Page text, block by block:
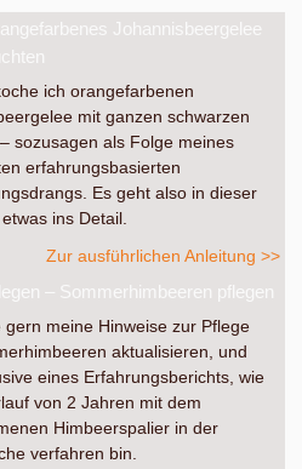
Johannisbeergelee
ich orangefarbenen
mit ganzen schwarzen
sozusagen als Folge meines
erfahrungsbasierten
Es geht also in dieser
ins Detail.
Zur ausführlichen Anleitung >>
– Sommerhimbeeren pflegen
gern meine Hinweise zur Pflege
aktualisieren, und
eines Erfahrungsberichts, wie
von 2 Jahren mit dem
Himbeerspalier in der
verfahren bin.